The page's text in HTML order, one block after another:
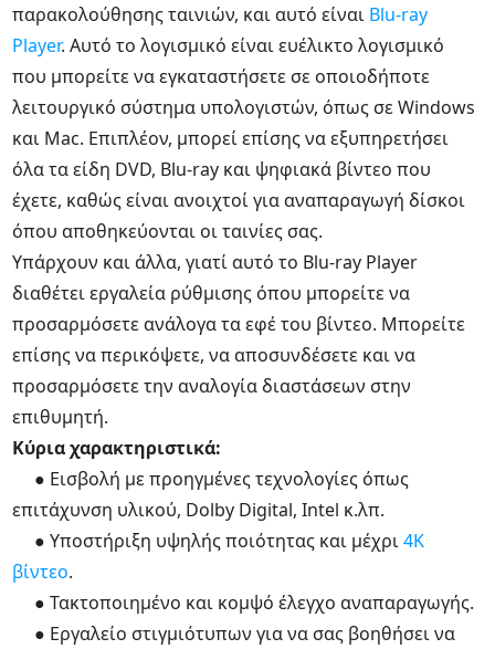
παρακολούθησης ταινιών, και αυτό είναι Blu-ray
Player. Αυτό το λογισμικό είναι ευέλικτο λογισμικό
που μπορείτε να εγκαταστήσετε σε οποιοδήποτε
λειτουργικό σύστημα υπολογιστών, όπως σε Windows
και Mac. Επιπλέον, μπορεί επίσης να εξυπηρετήσει
όλα τα είδη DVD, Blu-ray και ψηφιακά βίντεο που
έχετε, καθώς είναι ανοιχτοί για αναπαραγωγή δίσκοι
όπου αποθηκεύονται οι ταινίες σας.
Υπάρχουν και άλλα, γιατί αυτό το Blu-ray Player
διαθέτει εργαλεία ρύθμισης όπου μπορείτε να
προσαρμόσετε ανάλογα τα εφέ του βίντεο. Μπορείτε
επίσης να περικόψετε, να αποσυνδέσετε και να
προσαρμόσετε την αναλογία διαστάσεων στην
επιθυμητή.
Κύρια χαρακτηριστικά:
● Εισβολή με προηγμένες τεχνολογίες όπως
επιτάχυνση υλικού, Dolby Digital, Intel κ.λπ.
● Υποστήριξη υψηλής ποιότητας και μέχρι4K
βίντεο.
● Τακτοποιημένο και κομψό έλεγχο αναπαραγωγής.
● Εργαλείο στιγμιότυπων για να σας βοηθήσει να